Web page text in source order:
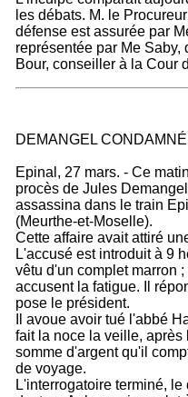
les débats. M. le
défense est assurée par
représentée par Me
Bour, conseiller à la Cour
DEMANGEL
Epinal, 27 mars. - Ce
procès de Jules
assassina dans le train
(Meurthe-et-Moselle).
Cette affaire avait attiré
L'accusé est introduit à 9
vêtu d'un complet marron
accusent la fatigue. Il
pose le président.
Il avoue avoir tué l'abbé
fait la noce la veille,
somme d'argent qu'il
de voyage.
L'interrogatoire terminé,